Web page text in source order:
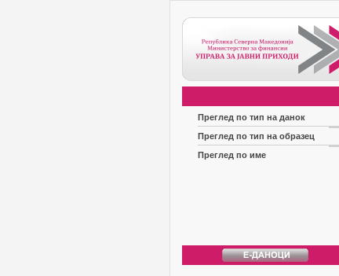
Преглед по тип на данок
Преглед по тип на образец
Преглед по име